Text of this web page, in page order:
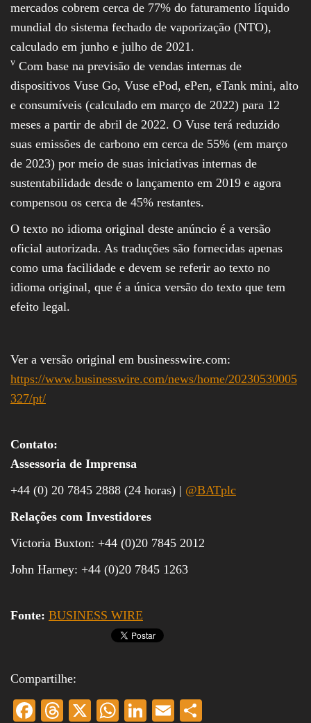
mercados cobrem cerca de 77% do faturamento líquido
mundial do sistema fechado de vaporização (NTO),
calculado em junho e julho de 2021.
v Com base na previsão de vendas internas de
dispositivos Vuse Go, Vuse ePod, ePen, eTank mini, alto
e consumíveis (calculado em março de 2022) para 12
meses a partir de abril de 2022. O Vuse terá reduzido
suas emissões de carbono em cerca de 55% (em março
de 2023) por meio de suas iniciativas internas de
sustentabilidade desde o lançamento em 2019 e agora
compensou os cerca de 45% restantes.
O texto no idioma original deste anúncio é a versão
oficial autorizada. As traduções são fornecidas apenas
como uma facilidade e devem se referir ao texto no
idioma original, que é a única versão do texto que tem
efeito legal.
Ver a versão original em businesswire.com:
https://www.businesswire.com/news/home/20230530005
327/pt/
Contato:
Assessoria de Imprensa
+44 (0) 20 7845 2888 (24 horas) | @BATplc
Relações com Investidores
Victoria Buxton: +44 (0)20 7845 2012
John Harney: +44 (0)20 7845 1263
Fonte: BUSINESS WIRE
Compartilhe:
Fa
T
X
W
Li
E